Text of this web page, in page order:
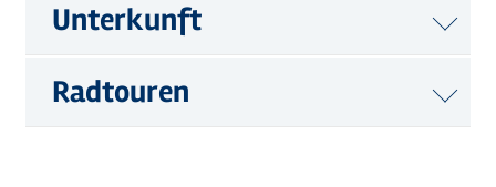
Unterkunft
Radtouren